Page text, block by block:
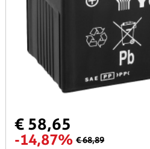
€ 58,65
-14,87% € 68,89